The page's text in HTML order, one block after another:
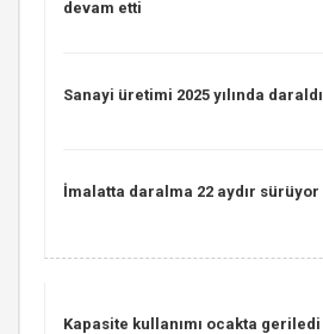
devam etti
Sanayi üretimi 2025 yılında daraldı
İmalatta daralma 22 aydır sürüyor
Kapasite kullanımı ocakta geriledi